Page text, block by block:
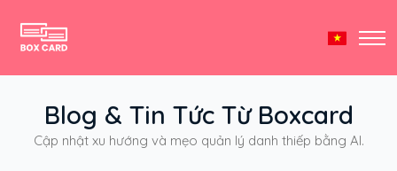
Blog & Tin Tức Từ Boxcard
Cập nhật xu hướng và mẹo quản lý danh thiếp bằng AI.